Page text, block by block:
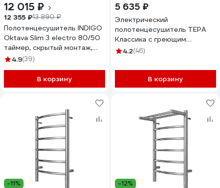
12 015 ₽
12 355 ₽13 890 ₽
Полотенцесушитель INDIGO
Oktava Slim 3 electro 80/50
таймер, скрытый монтаж,
универсальное подключение
4.9(39)
В корзину
5 635 ₽
Электрический
полотенцесушитель ТЕРА
Классика с греющим
кабелем 500x600 ПСН-09-
4.2(46)
В корзину
-11% -12%